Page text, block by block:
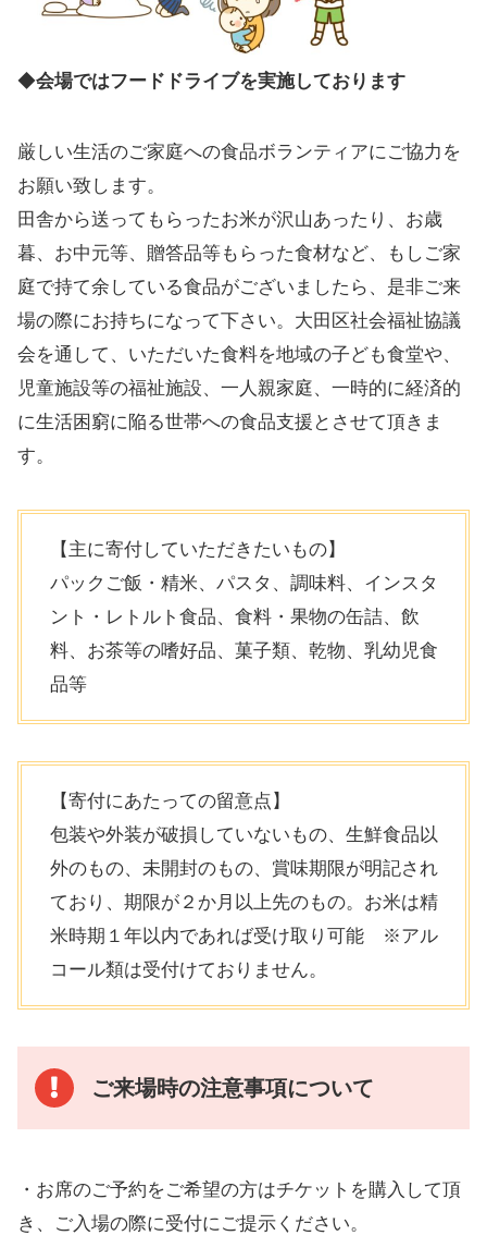
◆会場ではフードドライブを実施しております
厳しい生活のご家庭への食品ボランティアにご協力を
お願い致します。
田舎から送ってもらったお米が沢山あったり、お歳
暮、お中元等、贈答品等もらった食材など、もしご家
庭で持て余している食品がございましたら、是非ご来
場の際にお持ちになって下さい。大田区社会福祉協議
会を通して、いただいた食料を地域の子ども食堂や、
児童施設等の福祉施設、一人親家庭、一時的に経済的
に生活困窮に陥る世帯への食品支援とさせて頂きま
す。
【主に寄付していただきたいもの】
パックご飯・精米、パスタ、調味料、インスタ
ント・レトルト食品、食料・果物の缶詰、飲
料、お茶等の嗜好品、菓子類、乾物、乳幼児食
品等
【寄付にあたっての留意点】
包装や外装が破損していないもの、生鮮食品以
外のもの、未開封のもの、賞味期限が明記され
ており、期限が２か月以上先のもの。お米は精
米時期１年以内であれば受け取り可能 ※アル
コール類は受付けておりません。
ご来場時の注意事項について
・お席のご予約をご希望の方はチケットを購入して頂
き、ご入場の際に受付にご提示ください。